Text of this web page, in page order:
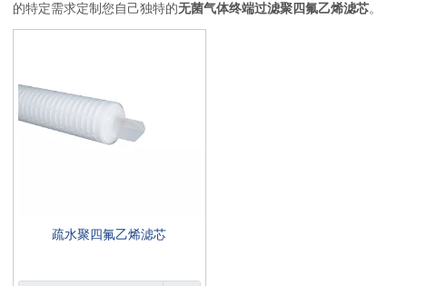
的特定需求定制您自己独特的无菌气体终端过滤聚四氟乙烯滤芯。
疏水聚四氟乙烯滤芯